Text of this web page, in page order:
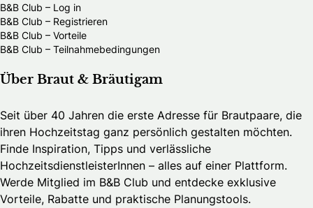
B&B Club – Log in
B&B Club – Registrieren
B&B Club – Vorteile
B&B Club – Teilnahmebedingungen
Über Braut & Bräutigam
Seit über 40 Jahren die erste Adresse für Brautpaare, die
ihren Hochzeitstag ganz persönlich gestalten möchten.
Finde Inspiration, Tipps und verlässliche
HochzeitsdienstleisterInnen – alles auf einer Plattform.
Werde Mitglied im B&B Club und entdecke exklusive
Vorteile, Rabatte und praktische Planungstools.